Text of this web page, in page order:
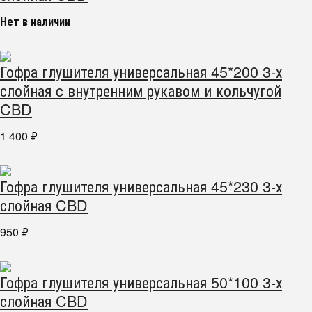
Нет в наличии
Гофра глушителя универсальная 45*200 3-х
слойная c внутренним рукавом и кольчугой
CBD
1 400 ₽
Гофра глушителя универсальная 45*230 3-х
слойная CBD
950 ₽
Гофра глушителя универсальная 50*100 3-х
слойная CBD